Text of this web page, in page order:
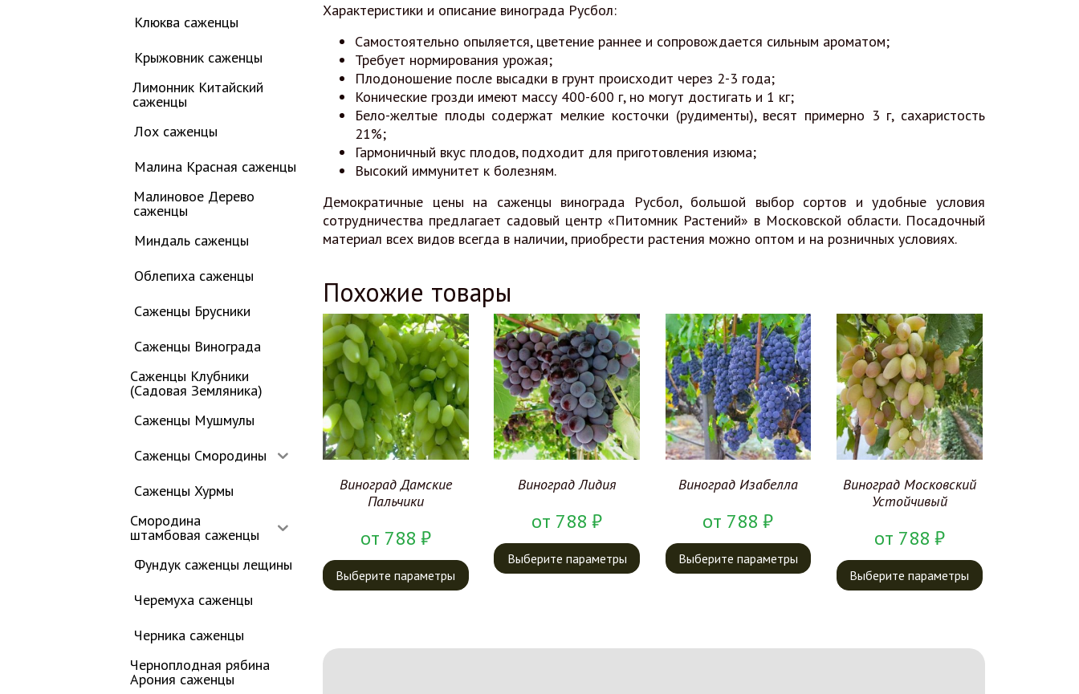
Клюква саженцы
Крыжовник саженцы
Лимонник Китайский
саженцы
Лох саженцы
Малина Красная саженцы
Малиновое Дерево
саженцы
Миндаль саженцы
Облепиха саженцы
Саженцы Брусники
Саженцы Винограда
Саженцы Клубники
(Садовая Земляника)
Саженцы Мушмулы
Саженцы Смородины
Саженцы Хурмы
Смородина
штамбовая саженцы
Фундук саженцы лещины
Черемуха саженцы
Черника саженцы
Черноплодная рябина
Арония саженцы
Характеристики и описание винограда Русбол:
Самостоятельно опыляется, цветение раннее и сопровождается сильным ароматом;
Требует нормирования урожая;
Плодоношение после высадки в грунт происходит через 2-3 года;
Конические грозди имеют массу 400-600 г, но могут достигать и 1 кг;
Бело-желтые плоды содержат мелкие косточки (рудименты), весят примерно 3 г, сахаристость
21%;
Гармоничный вкус плодов, подходит для приготовления изюма;
Высокий иммунитет к болезням.
Демократичные цены на саженцы винограда Русбол, большой выбор сортов и удобные условия
сотрудничества предлагает садовый центр «Питомник Растений» в Московской области. Посадочный
материал всех видов всегда в наличии, приобрести растения можно оптом и на розничных условиях.
Похожие товары
Виноград Дамские
Пальчики
от 788 ₽
Выберите параметры
Виноград Лидия
от 788₽
Выберите параметры
Виноград Изабелла
от 788₽
Выберите параметры
Виноград Московский
Устойчивый
от 788 ₽
Выберите параметры